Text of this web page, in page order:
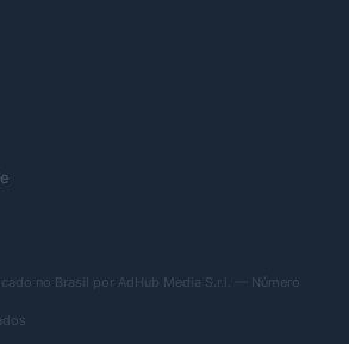
no Brasil por AdHub Media S.r.l. — Número